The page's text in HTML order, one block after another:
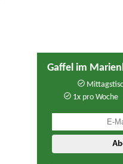
Gaffel im
1x pro Woche